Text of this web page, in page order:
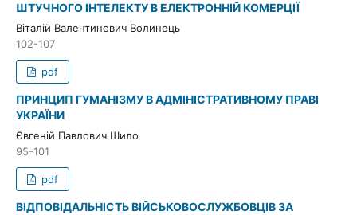
ШТУЧНОГО ІНТЕЛЕКТУ В ЕЛЕКТРОННІЙ КОМЕРЦІЇ
Віталій Валентинович Волинець
102-107
pdf
ПРИНЦИП ГУМАНІЗМУ В АДМІНІСТРАТИВНОМУ ПРАВІ
УКРАЇНИ
Євгеній Павлович Шило
95-101
pdf
ВІДПОВІДАЛЬНІСТЬ ВІЙСЬКОВОСЛУЖБОВЦІВ ЗА